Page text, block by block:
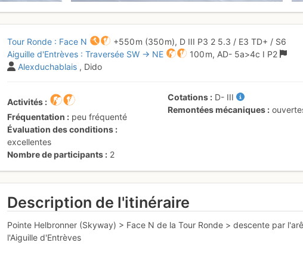
Tour Ronde : Face N +550 m (350 m), D III P3 2 5.3 / E3TD+ / S6
Aiguille d'Entrèves : Traversée SW → NE
100 m, AD- 5a>4c I P2
Alexduchablais , Dido
Activités
Fréquentation
peu fréquenté
Évaluation des conditions
excellentes
Nombre de participants
2
Cotations D- III
Remontées mécaniques
Description de l'itinéraire
Pointe Helbronner (Skyway) > Face N de la Tour Ronde > descente par
l'Aiguille d'Entrèves